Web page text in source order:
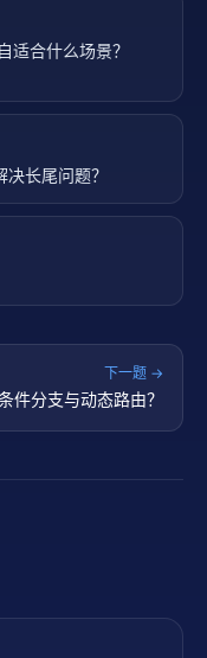
合什么场景？
长尾问题？
下一题 →
件分支与动态路由？